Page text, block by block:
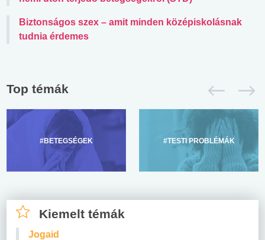
Biztonságos szex – amit minden középiskolásnak
tudnia érdemes
Top témák
#BETEGSÉGEK #TESTI PROBLÉMÁK
Kiemelt témák
Jogaid